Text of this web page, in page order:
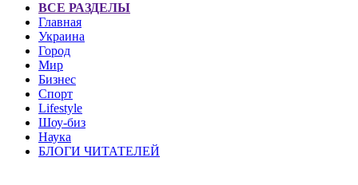
ВСЕ РАЗДЕЛЫ
Главная
Украина
Город
Мир
Бизнес
Спорт
Lifestyle
Шоу-биз
Наука
БЛОГИ ЧИТАТЕЛЕЙ